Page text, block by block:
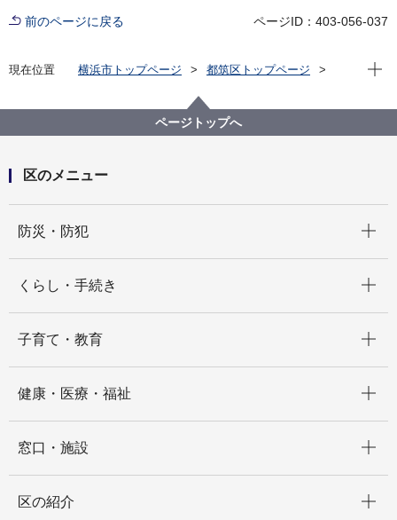
前のページに戻る ページID：403-056-037
現在位置 横浜市トップページ
都筑区トップページ
都筑区地域子育て支援拠点事業５か年のまとめ
現在
ページトップへ
区のメニュー
防災・防犯
くらし・手続き
子育て・教育
健康・医療・福祉
窓口・施設
区の紹介